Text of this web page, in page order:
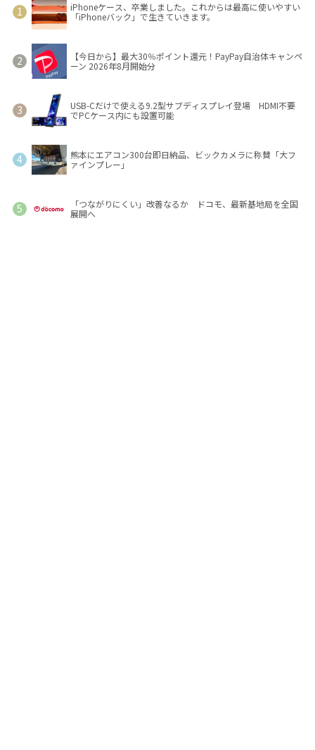
iPhoneケース、卒業しました。これからは最高に使いやすい
「iPhoneバック」で生きていきます。
【今日から】最大30％ポイント還元！PayPay自治体キャンペ
ーン 2026年8月開始分
USB-Cだけで使える9.2型サブディスプレイ登場 HDMI不要
でPCケース内にも設置可能
熊本にエアコン300台即日納品、ビックカメラに称賛「大フ
ァインプレー」
「つながりにくい」改善なるか ドコモ、最新基地局を全国
展開へ